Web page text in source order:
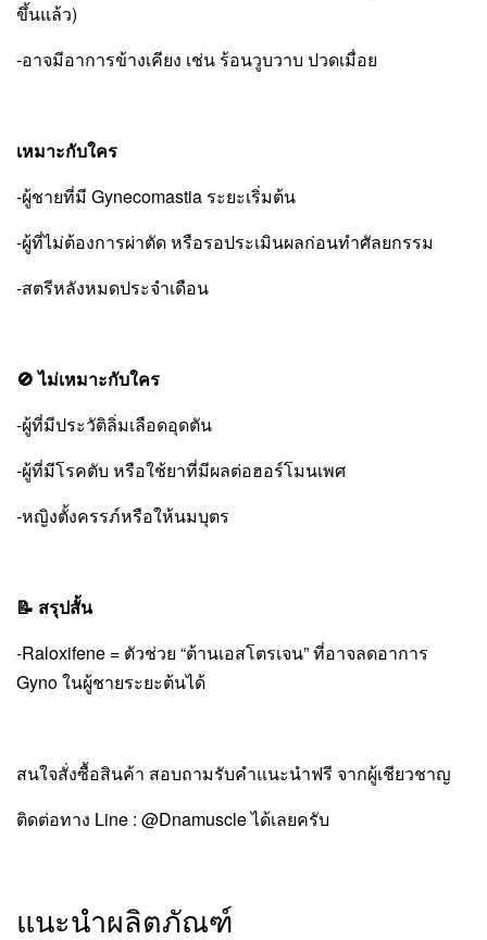
ขึ้นแล้ว)
-อาจมีอาการข้างเคียง เช่น ร้อนวูบวาบ ปวดเมื่อย
เหมาะกับใคร
-ผู้ชายที่มี Gynecomastia ระยะเริ่มต้น
-ผู้ที่ไม่ต้องการผ่าตัด หรือรอประเมินผลก่อนทำศัลยกรรม
-สตรีหลังหมดประจำเดือน
🚫 ไม่เหมาะกับใคร
-ผู้ที่มีประวัติลิ่มเลือดอุดตัน
-ผู้ที่มีโรคตับ หรือใช้ยาที่มีผลต่อฮอร์โมนเพศ
-หญิงตั้งครรภ์หรือให้นมบุตร
📝 สรุปสั้น
-Raloxifene = ตัวช่วย “ต้านเอสโตรเจน” ที่อาจลดอาการ
Gyno ในผู้ชายระยะต้นได้
สนใจสั่งซื้อสินค้า สอบถามรับคำแนะนำฟรี จากผู้เชียวชาญ
ติดต่อทาง Line : @Dnamuscle ได้เลยครับ
แนะนำผลิตภัณฑ์